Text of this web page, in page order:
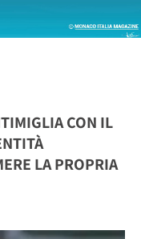
CON IL
LA PROPRIA